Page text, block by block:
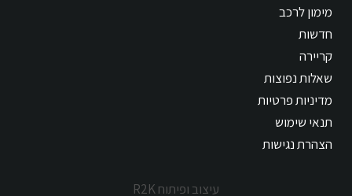
מימון לרכב
חדשות
קריירה
שאלות נפוצות
מדיניות פרטיות
תנאי שימוש
הצהרת נגישות
עיצוב ופיתוח R2K